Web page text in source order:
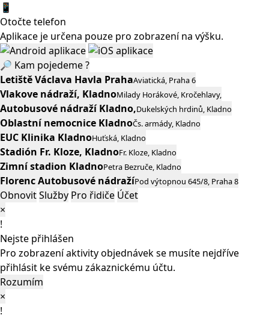
📱
Otočte telefon
Aplikace je určena pouze pro zobrazení na výšku.
🔎 Kam pojedeme ?
Letiště Václava Havla PrahaAviatická, Praha 6
Vlakove nádraží, KladnoMilady Horákové, Kročehlavy,
Autobusové nádraží Kladno,Dukelských hrdinů, Kladno
Oblastní nemocnice KladnoČs. armády, Kladno
EUC Klinika KladnoHuťská, Kladno
Stadión Fr. Kloze, KladnoFr. Kloze, Kladno
Zimní stadion KladnoPetra Bezruče, Kladno
Florenc Autobusové nádražíPod výtopnou 645/8, Praha 8
ObnovitSlužby Pro řidiče Účet
×
!
Nejste přihlášen
Pro zobrazení aktivity objednávek se musíte nejdříve
přihlásit ke svému zákaznickému účtu.
Rozumím
×
!